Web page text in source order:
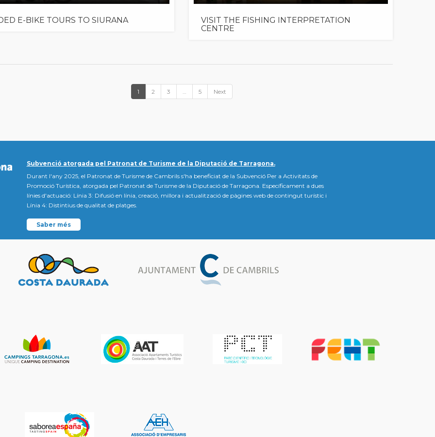
E-BIKE TOURS TO SIURANA
VISIT THE FISHING INTERPRETATION
CENTRE
1 2 3 … 5 Next
Subvenció atorgada pel Patronat de Turisme de la Diputació de Tarragona.
Durant l'any 2025, el Patronat de Turisme de Cambrils s'ha beneficiat de la Subvenció Per a Activitats de
Promoció Turística, atorgada pel Patronat de Turisme de la Diputació de Tarragona. Específicament a dues
línies d'actuació: Línia 3: Difusió en línia, creació, millora i actualització de pàgines web de contingut turístic i
Línia 4: Distintius de qualitat de platges.
Saber més